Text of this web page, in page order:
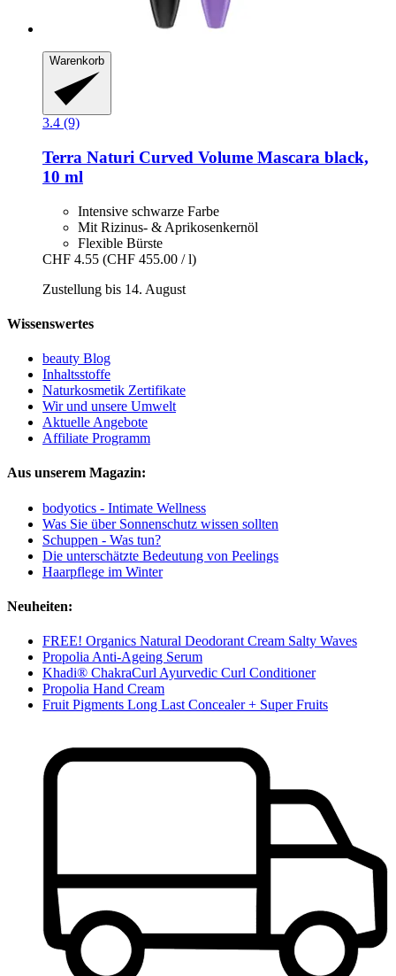
Warenkorb
3.4 (9)
Terra Naturi Curved Volume Mascara black,
10 ml
Intensive schwarze Farbe
Mit Rizinus- & Aprikosenkernöl
Flexible Bürste
CHF 4.55 (CHF 455.00 / l)
Zustellung bis 14. August
Wissenswertes
beauty Blog
Inhaltsstoffe
Naturkosmetik Zertifikate
Wir und unsere Umwelt
Aktuelle Angebote
Affiliate Programm
Aus unserem Magazin:
bodyotics - Intimate Wellness
Was Sie über Sonnenschutz wissen sollten
Schuppen - Was tun?
Die unterschätzte Bedeutung von Peelings
Haarpflege im Winter
Neuheiten:
FREE! Organics Natural Deodorant Cream Salty Waves
Propolia Anti-Ageing Serum
Khadi® ChakraCurl Ayurvedic Curl Conditioner
Propolia Hand Cream
Fruit Pigments Long Last Concealer + Super Fruits